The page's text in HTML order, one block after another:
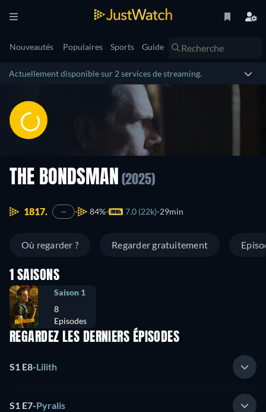
Nouveautés Populaires Sports Guide
Actuellement disponible sur 2 services de streaming.
THE BONDSMAN (2025)
1817. — 84% 7.0 (22k) 29min
Où regarder ? Regarder gratuitement
1 SAISONS
Saison 1
8
Episodes
REGARDEZ LES DERNIERS ÉPISODES
S1 E8-Lilith
S1 E7-Pyralis